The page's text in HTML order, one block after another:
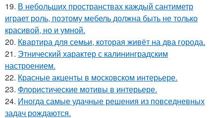
19. В небольших пространствах каждый сантиметр
играет роль, поэтому мебель должна быть не только
красивой, но и умной.
20. Квартира для семьи, которая живёт на два города.
21. Этнический характер с калининградским
настроением.
22. Красные акценты в московском интерьере.
23. Флористические мотивы в интерьере.
24. Иногда самые удачные решения из повседневных
задач рождаются.